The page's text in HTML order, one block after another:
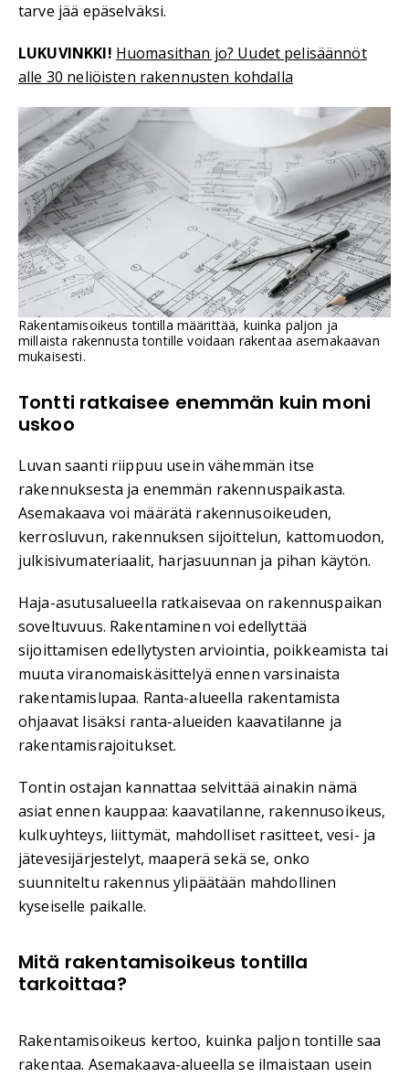
tarve jää epäselväksi.
LUKUVINKKI! Huomasithan jo? Uudet pelisäännöt
alle 30 neliöisten rakennusten kohdalla
Rakentamisoikeus tontilla määrittää, kuinka paljon ja
millaista rakennusta tontille voidaan rakentaa asemakaavan
mukaisesti.
Tontti ratkaisee enemmän kuin moni
uskoo
Luvan saanti riippuu usein vähemmän itse
rakennuksesta ja enemmän rakennuspaikasta.
Asemakaava voi määrätä rakennusoikeuden,
kerrosluvun, rakennuksen sijoittelun, kattomuodon,
julkisivumateriaalit, harjasuunnan ja pihan käytön.
Haja-asutusalueella ratkaisevaa on rakennuspaikan
soveltuvuus. Rakentaminen voi edellyttää
sijoittamisen edellytysten arviointia, poikkeamista tai
muuta viranomaiskäsittelyä ennen varsinaista
rakentamislupaa. Ranta-alueella rakentamista
ohjaavat lisäksi ranta-alueiden kaavatilanne ja
rakentamisrajoitukset.
Tontin ostajan kannattaa selvittää ainakin nämä
asiat ennen kauppaa: kaavatilanne, rakennusoikeus,
kulkuyhteys, liittymät, mahdolliset rasitteet, vesi- ja
jätevesijärjestelyt, maaperä sekä se, onko
suunniteltu rakennus ylipäätään mahdollinen
kyseiselle paikalle.
Mitä rakentamisoikeus tontilla
tarkoittaa?
Rakentamisoikeus kertoo, kuinka paljon tontille saa
rakentaa. Asemakaava-alueella se ilmaistaan usein